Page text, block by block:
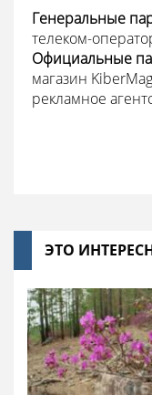
Генеральные
телеком-
Официальные
магазин
рекламное
ЭТО